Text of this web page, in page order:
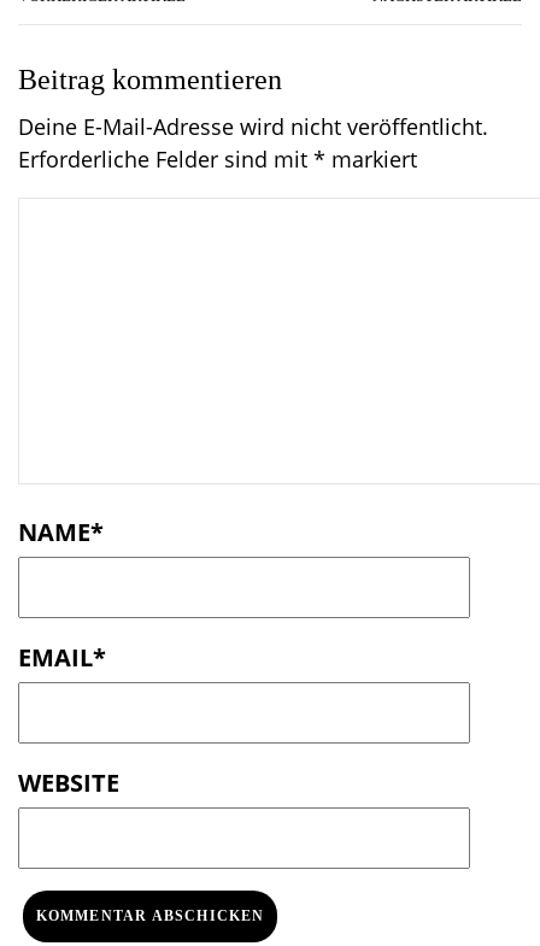
Beitrag kommentieren
Deine E-Mail-Adresse wird nicht veröffentlicht.
Erforderliche Felder sind mit * markiert
NAME*
EMAIL*
WEBSITE